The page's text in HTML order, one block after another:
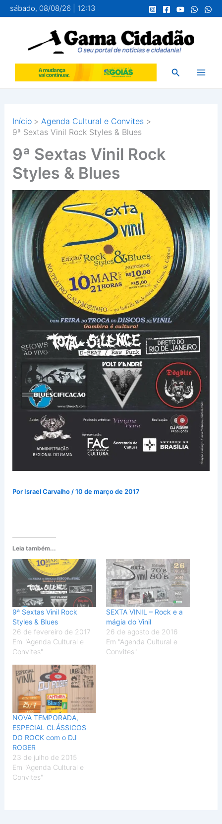
para
conteúdo
sábado, 08/08/26 | 12:13
Pesquisar
Início
Agenda Cultural e Convites
9ª Sextas Vinil Rock Styles & Blues
9ª Sextas Vinil Rock
Styles & Blues
Por Israel Carvalho /10 de março de 2017
Leia também...
9ª Sextas Vinil Rock
Styles & Blues
26 de fevereiro de 2017
Em "Agenda Cultural e
Convites"
SEXTA VINIL – Rock e a
mágia do Vinil
26 de agosto de 2016
Em "Agenda Cultural e
Convites"
NOVA TEMPORADA,
ESPECIAL CLÁSSICOS
DO ROCK com o DJ
ROGER
23 de julho de 2015
Em "Agenda Cultural e
Convites"